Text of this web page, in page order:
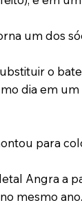
um dos
o
dia em um
para
Angra a
mesmo ano.